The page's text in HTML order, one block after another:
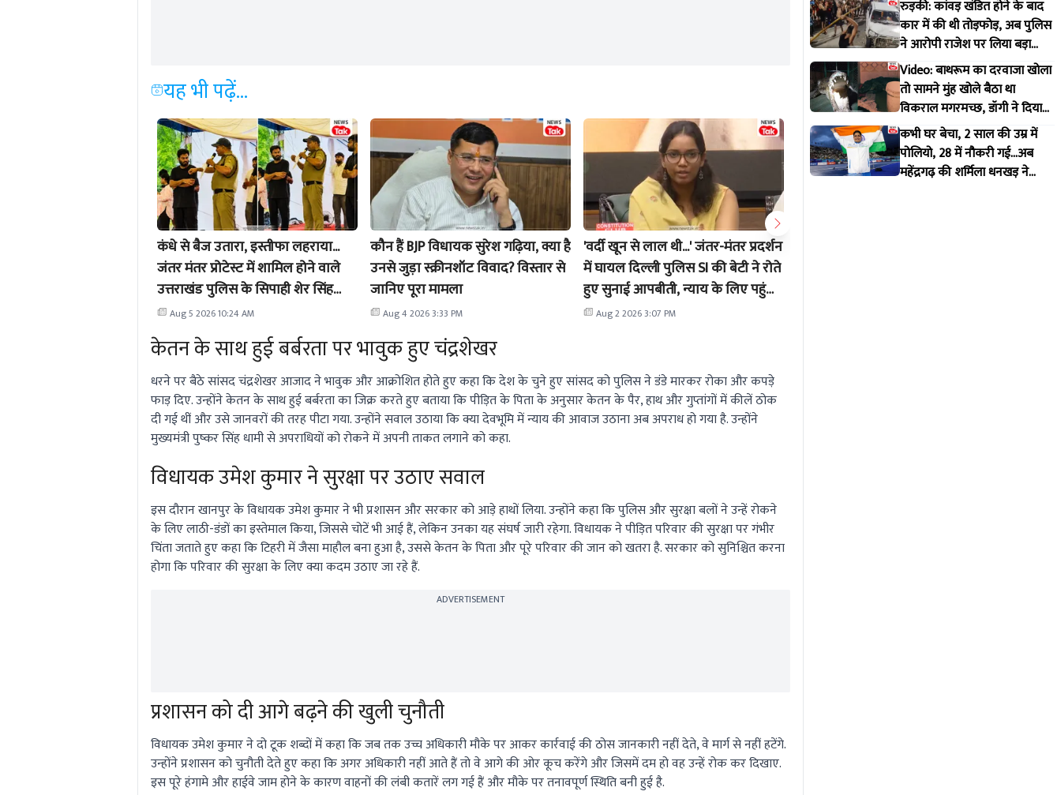
यह भी पढ़ें...
कंधे से बैज उतारा, इस्तीफा लहराया...
जंतर मंतर प्रोटेस्ट में शामिल होने वाले
उत्तराखंड पुलिस के सिपाही शेर सिंह
नौकरी से बर्खास्त
Aug 5 2026 10:24 AM
कौन हैं BJP विधायक सुरेश गढ़िया, क्या है
उनसे जुड़ा स्क्रीनशॉट विवाद? विस्तार से
जानिए पूरा मामला
Aug 4 2026 3:33 PM
'वर्दी खून से लाल थी...' जंतर-मंतर प्रदर्शन
में घायल दिल्ली पुलिस SI की बेटी ने रोते
हुए सुनाई आपबीती, न्याय के लिए पहुंचीं
सुप्रीम कोर्ट
Aug 2 2026 3:07 PM
केतन के साथ हुई बर्बरता पर भावुक हुए चंद्रशेखर
धरने पर बैठे सांसद चंद्रशेखर आजाद ने भावुक और आक्रोशित होते हुए कहा कि देश के चुने हुए सांसद को पुलिस ने डंडे मारकर रोका और कपड़े
फाड़ दिए. उन्होंने केतन के साथ हुई बर्बरता का जिक्र करते हुए बताया कि पीड़ित के पिता के अनुसार केतन के पैर, हाथ और गुप्तांगों में कीलें ठोक
दी गई थीं और उसे जानवरों की तरह पीटा गया. उन्होंने सवाल उठाया कि क्या देवभूमि में न्याय की आवाज उठाना अब अपराध हो गया है. उन्होंने
मुख्यमंत्री पुष्कर सिंह धामी से अपराधियों को रोकने में अपनी ताकत लगाने को कहा.
विधायक उमेश कुमार ने सुरक्षा पर उठाए सवाल
इस दौरान खानपुर के विधायक उमेश कुमार ने भी प्रशासन और सरकार को आड़े हाथों लिया. उन्होंने कहा कि पुलिस और सुरक्षा बलों ने उन्हें रोकने
के लिए लाठी-डंडों का इस्तेमाल किया, जिससे चोटें भी आई हैं, लेकिन उनका यह संघर्ष जारी रहेगा. विधायक ने पीड़ित परिवार की सुरक्षा पर गंभीर
चिंता जताते हुए कहा कि टिहरी में जैसा माहौल बना हुआ है, उससे केतन के पिता और पूरे परिवार की जान को खतरा है. सरकार को सुनिश्चित करना
होगा कि परिवार की सुरक्षा के लिए क्या कदम उठाए जा रहे हैं.
ADVERTISEMENT
प्रशासन को दी आगे बढ़ने की खुली चुनौती
विधायक उमेश कुमार ने दो टूक शब्दों में कहा कि जब तक उच्च अधिकारी मौके पर आकर कार्रवाई की ठोस जानकारी नहीं देते, वे मार्ग से नहीं हटेंगे.
उन्होंने प्रशासन को चुनौती देते हुए कहा कि अगर अधिकारी नहीं आते हैं तो वे आगे की ओर कूच करेंगे और जिसमें दम हो वह उन्हें रोक कर दिखाए.
इस पूरे हंगामे और हाईवे जाम होने के कारण वाहनों की लंबी कतारें लग गई हैं और मौके पर तनावपूर्ण स्थिति बनी हुई है.
रुड़की: कांवड़ खंडित होने के बाद
कार में की थी तोड़फोड़, अब पुलिस
ने आरोपी राजेश पर लिया बड़ा
एक्शन
Video: बाथरूम का दरवाजा खोला
तो सामने मुंह खोले बैठा था
विकराल मगरमच्छ, डॉगी ने दिया
मकान मालिक को इशारा
कभी घर बेचा, 2 साल की उम्र में
पोलियो, 28 में नौकरी गई...अब
महेंद्रगढ़ की शर्मिला धनखड़ ने